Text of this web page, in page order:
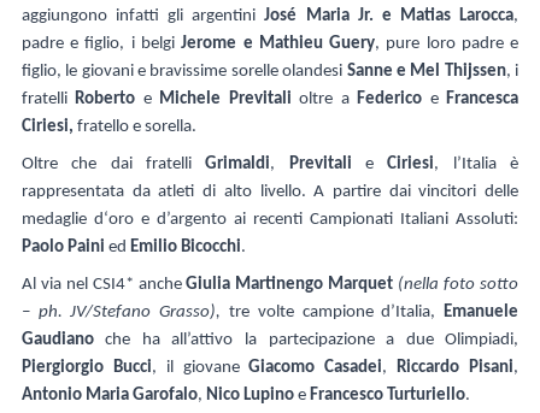
aggiungono infatti gli argentiniJosé Maria Jr. e Matias Larocca,
padre e figlio, i belgiJerome e Mathieu Guery, pure loro padre e
figlio, le giovani e bravissime sorelle olandesi Sanne e Mel Thijssen, i
fratelliRoberto e Michele Previtali oltre aFederico eFrancesca
Ciriesi, fratello e sorella.
Oltre che dai fratelliGrimaldi, Previtali eCiriesi, l’Italia è
rappresentata da atleti di alto livello. A partire dai vincitori delle
medaglie d‘oro e d’argento ai recenti Campionati Italiani Assoluti:
Paolo Paini ed Emilio Bicocchi.
Al via nel CSI4* ancheGiulia Martinengo Marquet (nella foto sotto
– ph. JV/Stefano Grasso), tre volte campione d’Italia,Emanuele
Gaudianoche ha all’attivo la partecipazione a due Olimpiadi,
Piergiorgio Bucci, il giovaneGiacomo Casadei,Riccardo Pisani,
Antonio Maria Garofalo, Nico LupinoeFrancesco Turturiello.